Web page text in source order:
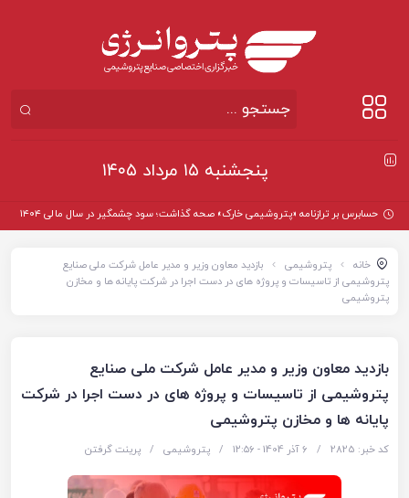
پنجشنبه ۱۵ مرداد ۱۴۰۵
حسابرس بر ترازنامه «پتروشیمی خارک» صحه گذاشت؛ سود چشمگیر در سال مالی ۱۴۰۴
خانه پتروشیمی
بازدید معاون وزیر و مدیر عامل شرکت ملی صنایع
پتروشیمی از تاسیسات و پروژه های در دست اجرا در شرکت پایانه ها و مخازن
پتروشیمی
بازدید معاون وزیر و مدیر عامل شرکت ملی صنایع
پتروشیمی از تاسیسات و پروژه های در دست اجرا در شرکت
پایانه ها و مخازن پتروشیمی
کد خبر: 2825 / 6 آذر 1404 - ۱۲:۵۶ / پتروشیمی / پرینت گرفتن